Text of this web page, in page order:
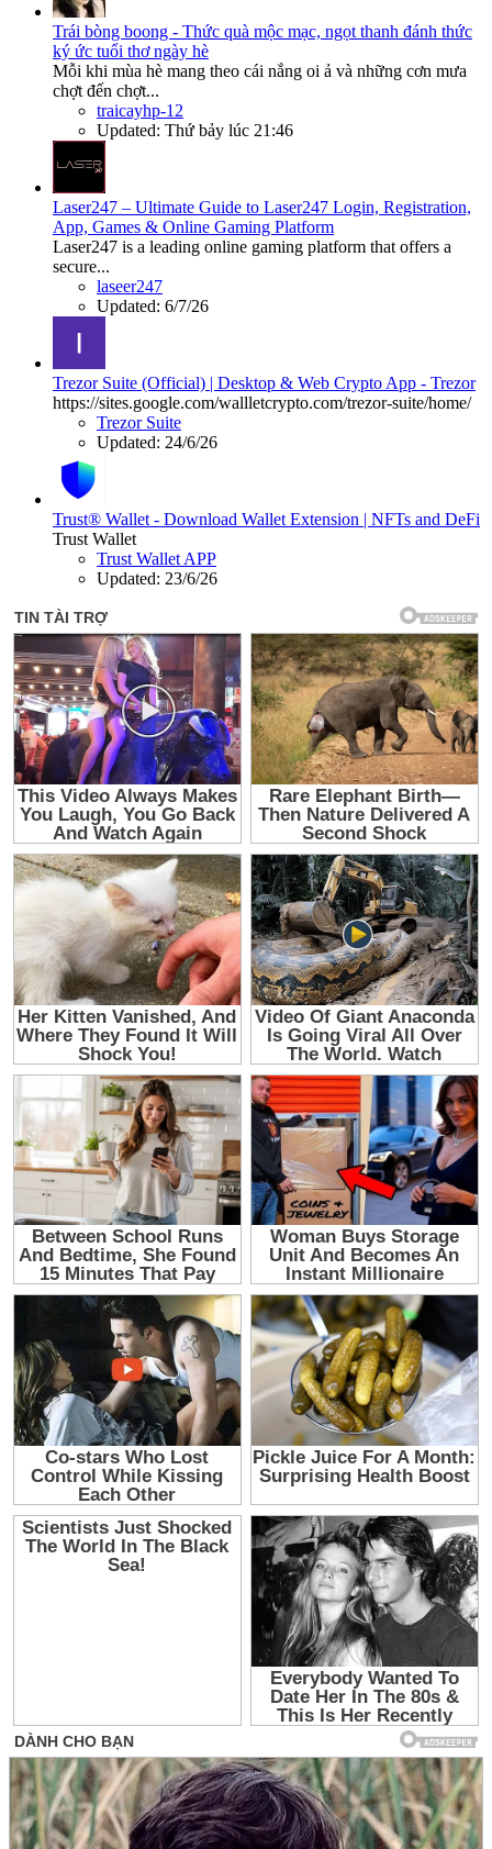
Trái bòng boong - Thức quà mộc mạc, ngọt thanh đánh thức
ký ức tuổi thơ ngày hè
Mỗi khi mùa hè mang theo cái nắng oi ả và những cơn mưa
chợt đến chợt...
traicayhp-12
Updated: Thứ bảy lúc 21:46
Laser247 – Ultimate Guide to Laser247 Login, Registration,
App, Games & Online Gaming Platform
Laser247 is a leading online gaming platform that offers a
secure...
laseer247
Updated: 6/7/26
Trezor Suite (Official) | Desktop & Web Crypto App - Trezor
https://sites.google.com/wallletcrypto.com/trezor-suite/home/
Trezor Suite
Updated: 24/6/26
Trust® Wallet - Download Wallet Extension | NFTs and DeFi
Trust Wallet
Trust Wallet APP
Updated: 23/6/26